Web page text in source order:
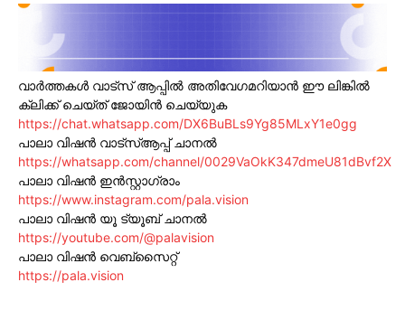
വാർത്തകൾ വാട്സ് ആപ്പിൽ അതിവേഗമറിയാൻ ഈ ലിങ്കിൽ
ക്ലിക്ക് ചെയ്ത് ജോയിൻ ചെയ്യുക
https://chat.whatsapp.com/DX6BuBLs9Yg85MLxY1e0gg
പാലാ വിഷൻ വാട്സ്ആപ്പ് ചാനൽ
https://whatsapp.com/channel/0029VaOkK347dmeU81dBvf2X
പാലാ വിഷൻ ഇൻസ്റ്റാഗ്രാം
https://www.instagram.com/pala.vision
പാലാ വിഷൻ യൂ ട്യൂബ് ചാനൽ
https://youtube.com/@palavision
പാലാ വിഷൻ വെബ്സൈറ്റ്
https://pala.vision